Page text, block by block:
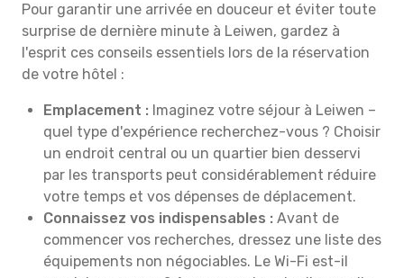
Pour garantir une arrivée en douceur et éviter toute
surprise de dernière minute à Leiwen, gardez à
l'esprit ces conseils essentiels lors de la réservation
de votre hôtel :
Emplacement : Imaginez votre séjour à Leiwen –
quel type d'expérience recherchez-vous ? Choisir
un endroit central ou un quartier bien desservi
par les transports peut considérablement réduire
votre temps et vos dépenses de déplacement.
Connaissez vos indispensables : Avant de
commencer vos recherches, dressez une liste des
équipements non négociables. Le Wi-Fi est-il